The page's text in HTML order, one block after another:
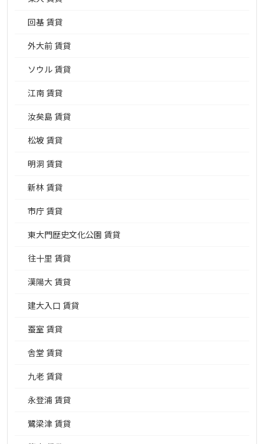
回基 賃貸
外大前 賃貸
ソウル 賃貸
江南 賃貸
汝矣島 賃貸
松坡 賃貸
明洞 賃貸
新林 賃貸
市庁 賃貸
東大門歴史文化公園 賃貸
往十里 賃貸
漢陽大 賃貸
建大入口 賃貸
蚕室 賃貸
舎堂 賃貸
九老 賃貸
永登浦 賃貸
鷺梁津 賃貸